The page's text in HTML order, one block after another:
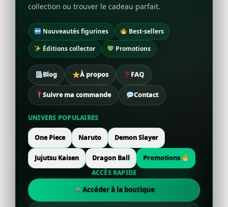
collection ou trouver le cadeau parfait.
Nouveautés figurines
Best-sellers
Éditions collector
Promotions
Blog À propos FAQ
Suivre ma commande Contact
UNIVERS POPULAIRES
One Piece Naruto Demon Slayer
Jujutsu Kaisen Dragon Ball
Promotions
ACCÈS RAPIDE
Accéder à la boutique